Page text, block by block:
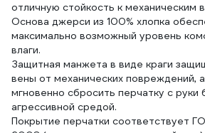
отличную стойкость к механическим
Основа джерси из 100% хлопка
максимально возможный уровень
влаги.
Защитная манжета в виде краги
вены от механических повреждений,
мгновенно сбросить перчатку с руки
агрессивной средой.
Покрытие перчатки соответствует